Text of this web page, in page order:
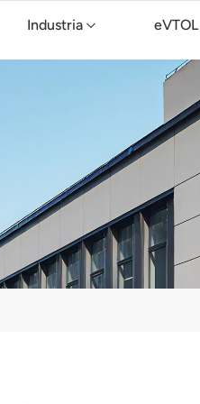
Industria eVTOL